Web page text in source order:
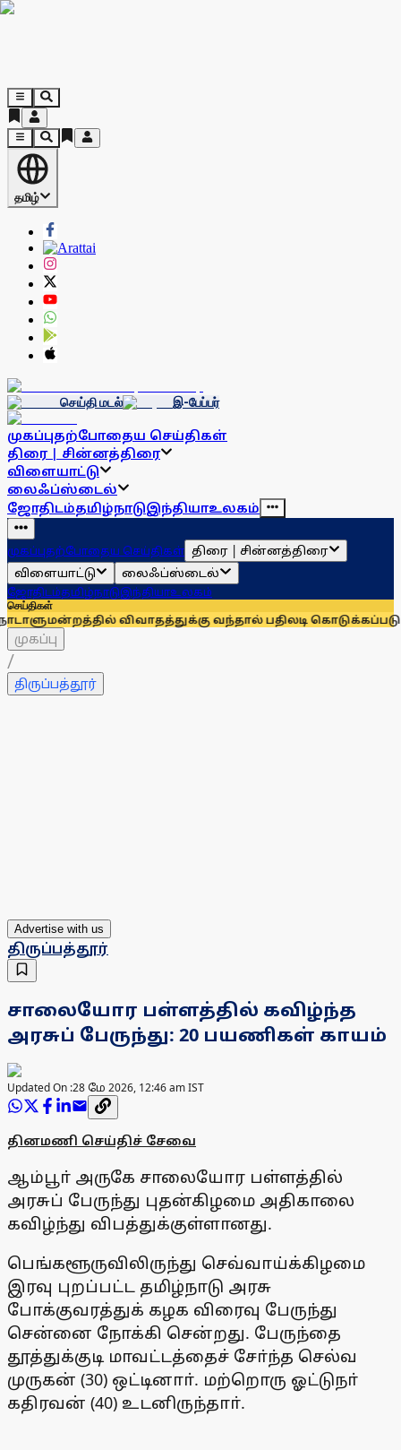
தமிழ்
செய்தி மடல் இ-பேப்பர்
முகப்புதற்போதைய செய்திகள்
திரை | சின்னத்திரை
விளையாட்டு
லைஃப்ஸ்டைல்
ஜோதிடம்தமிழ்நாடுஇந்தியாஉலகம்
முகப்புதற்போதைய செய்திகள் திரை | சின்னத்திரை
விளையாட்டு
லைஃப்ஸ்டைல்
ஜோதிடம்தமிழ்நாடுஇந்தியாஉலகம்
செய்திகள்
விவாதத்துக்கு வந்தால் பதிலடி கொடுக்கப்படும்:
முகப்பு
/
திருப்பத்தூர்
Advertise with us
திருப்பத்தூர்
சாலையோர பள்ளத்தில் கவிழ்ந்த
அரசுப் பேருந்து: 20 பயணிகள் காயம்
Updated On :28 மே 2026, 12:46 am IST
தினமணி செய்திச் சேவை
ஆம்பூா் அருகே சாலையோர பள்ளத்தில்
அரசுப் பேருந்து புதன்கிழமை அதிகாலை
கவிழ்ந்து விபத்துக்குள்ளானது.
பெங்களூருவிலிருந்து செவ்வாய்க்கிழமை
இரவு புறப்பட்ட தமிழ்நாடு அரசு
போக்குவரத்துக் கழக விரைவு பேருந்து
சென்னை நோக்கி சென்றது. பேருந்தை
தூத்துக்குடி மாவட்டத்தைச் சோ்ந்த செல்வ
முருகன் (30) ஒட்டினாா். மற்றொரு ஓட்டுநா்
கதிரவன் (40) உடனிருந்தாா்.